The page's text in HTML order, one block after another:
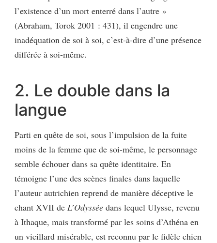
l’existence d’un mort enterré dans l’autre »
(Abraham, Torok 2001 : 431), il engendre une
inadéquation de soi à soi, c’est-à-dire d’une présence
différée à soi-même.
2. Le double dans la
langue
Parti en quête de soi, sous l’impulsion de la fuite
moins de la femme que de soi-même, le personnage
semble échouer dans sa quête identitaire. En
témoigne l’une des scènes finales dans laquelle
l’auteur autrichien reprend de manière déceptive le
chant XVII de L’Odyssée dans lequel Ulysse, revenu
à Ithaque, mais transformé par les soins d’Athéna en
un vieillard misérable, est reconnu par le fidèle chien